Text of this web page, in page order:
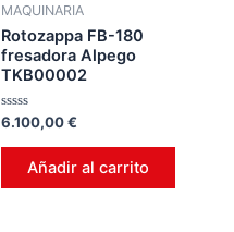
MAQUINARIA
Rotozappa FB-180
fresadora Alpego
TKB00002
Valorado
0
6.100,00€
Añadir al carrito